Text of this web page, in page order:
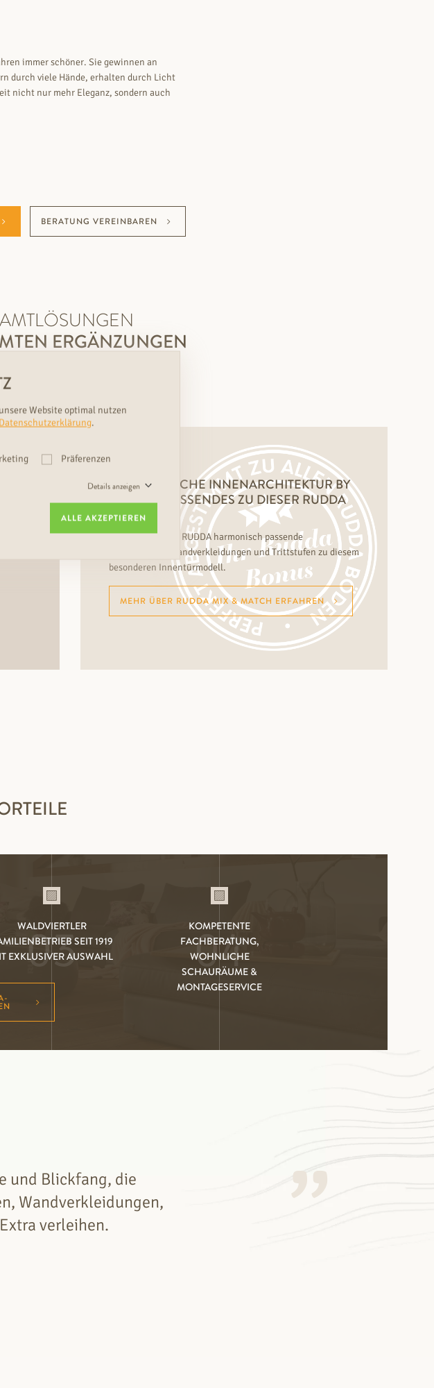
immer schöner. Sie gewinnen an
durch viele Hände, erhalten durch Licht
nicht nur mehr Eleganz, sondern auch
BERATUNG VEREINBAREN
ERGÄNZUNGEN
GANZHEITLICHE INNENARCHITEKTUR BY
RUDDA – PASSENDES ZU DIESER RUDDA
INNENTÜR
Endecken Sie bei RUDDA harmonisch passende
Parkettböden, Wandverkleidungen und Trittstufen zu diesem
besonderen Innentürmodell.
MEHR ÜBER RUDDA MIX & MATCH ERFAHREN
WALDVIERTLER
SEIT 1919
EXKLUSIVER AUSWAHL
03
KOMPETENTE
FACHBERATUNG,
WOHNLICHE
SCHAURÄUME &
MONTAGESERVICE
04
und Blickfang, die
Wandverkleidungen,
verleihen.
Website optimal nutzen
Datenschutzerklärung.
Präferenzen
Details anzeigen
ALLE AKZEPTIEREN